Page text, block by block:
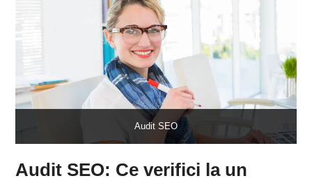
Audit SEO
Audit SEO: Ce verifici la un